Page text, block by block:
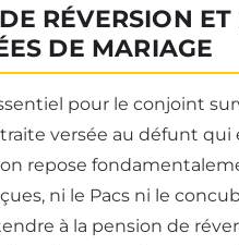
RÉVERSION ET
DE MARIAGE
pour le conjoint
versée au défunt qui
repose
ni le Pacs ni le
à la pension de